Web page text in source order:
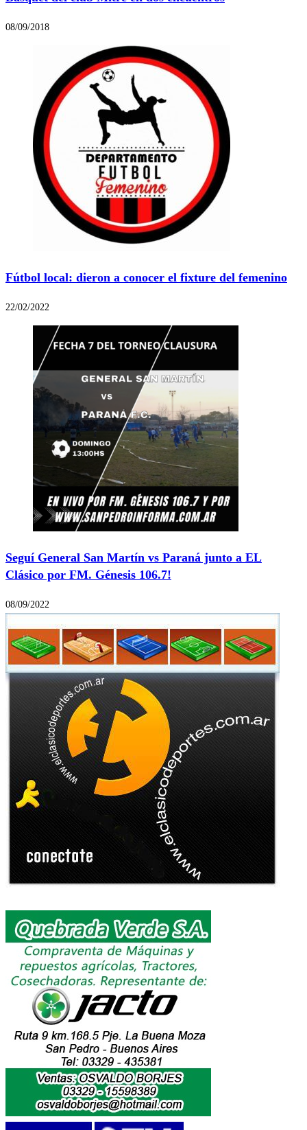
08/09/2018
Fútbol local: dieron a conocer el fixture del femenino
22/02/2022
Seguí General San Martín vs Paraná junto a EL
Clásico por FM. Génesis 106.7!
08/09/2022